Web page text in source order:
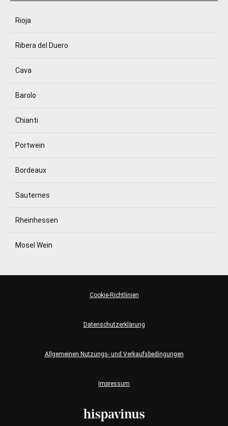
Rioja
Ribera del Duero
Cava
Barolo
Chianti
Portwein
Bordeaux
Sauternes
Rheinhessen
Mosel Wein
Impressum
Allgemeinen Nutzungs- und Verkaufsbedingungen
Datenschutzerklärung
Cookie-Richtlinien